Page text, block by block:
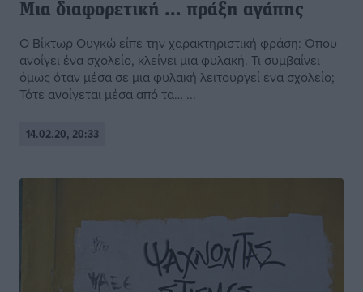
Μια διαφορετική … πράξη αγάπης
Ο Βίκτωρ Ουγκώ είπε την χαρακτηριστική φράση: Όπου
ανοίγει ένα σχολείο, κλείνει μια φυλακή. Τι συμβαίνει
όμως όταν μέσα σε μια φυλακή λειτουργεί ένα σχολείο;
Τότε ανοίγεται μέσα από τα… ...
14.02.20, 20:33